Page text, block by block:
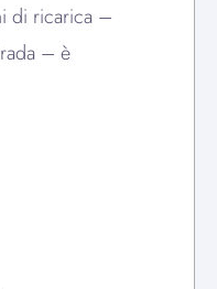
di ricarica –
– è